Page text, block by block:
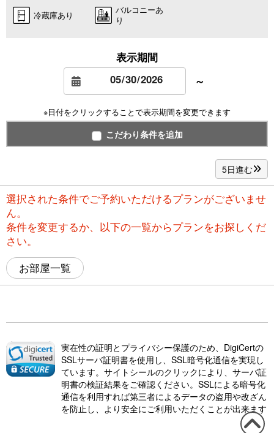
冷蔵庫あり
バルコニーあ
り
表示期間
～
※日付をクリックすることで表示期間を変更できます
こだわり条件を追加
5日進む
選択された条件でご予約いただけるプランがございませ
ん。
条件を変更するか、以下の一覧からプランをお探しくだ
さい。
お部屋一覧
実在性の証明とプライバシー保護のため、DigiCertの
SSLサーバ証明書を使用し、SSL暗号化通信を実現し
ています。サイトシールのクリックにより、サーバ証
明書の検証結果をご確認ください。SSLによる暗号化
通信を利用すれば第三者によるデータの盗用や改ざん
を防止し、より安全にご利用いただくことが出来ます